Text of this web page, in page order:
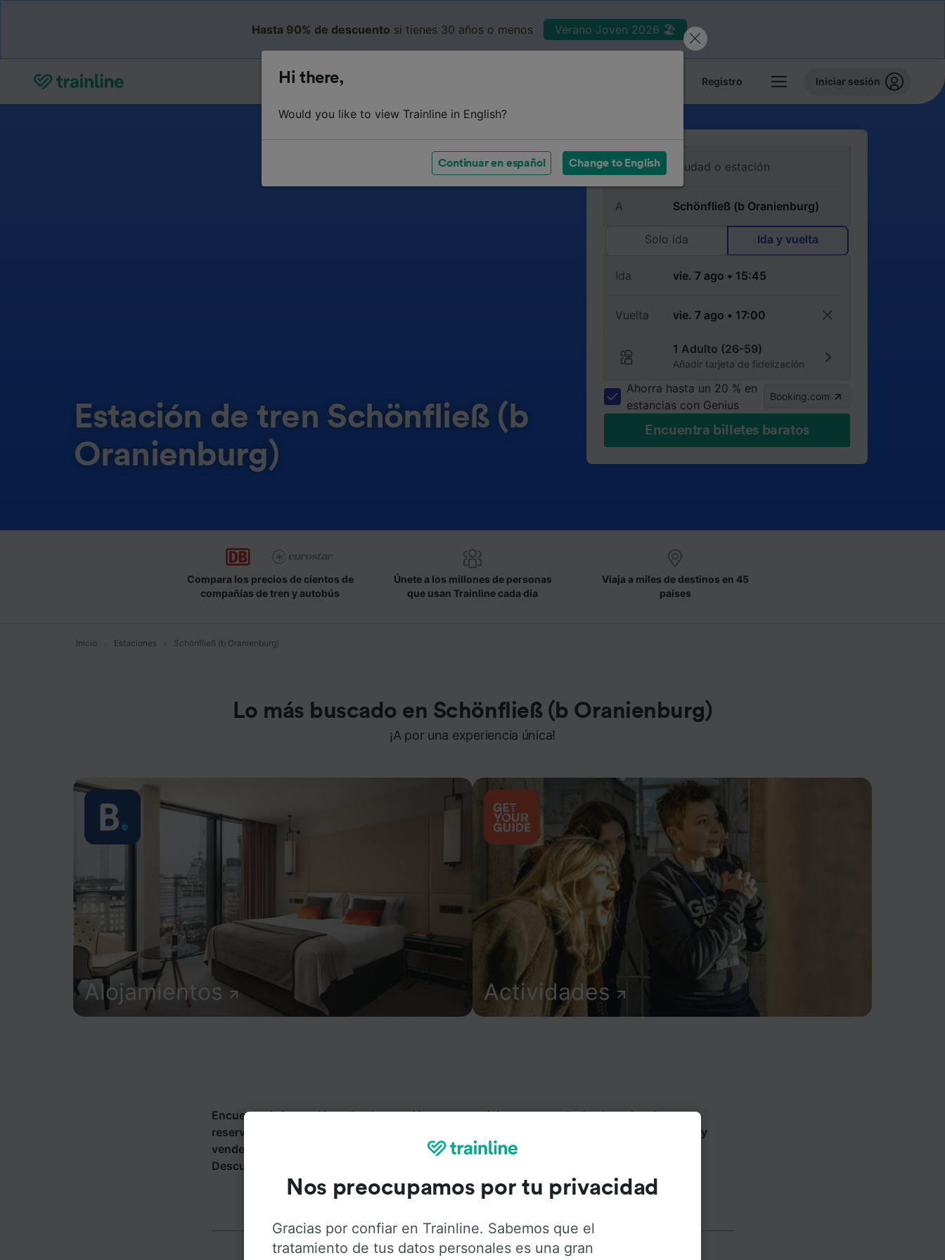
Hasta 90% de descuento si tienes 30 años o menos Verano Joven 2026 🏖️
Registro Iniciar sesión
Estación de tren Schönfließ (b
Oranienburg)
De
A
Solo ida Ida y vuelta
Ida
Vuelta
1 Adulto (26-59)
Añadir tarjeta de fidelización
Ahorra hasta un 20 % en
estancias con Genius
Booking.com
Encuentra billetes baratos
Compara los precios de cientos de
compañías de tren y autobús
Únete a los millones de personas
que usan Trainline cada día
Viaja a miles de destinos en 45
países
Inicio Estaciones Schönfließ (b Oranienburg)
Lo más buscado en Schönfließ (b Oranienburg)
¡A por una experiencia única!
Alojamientos Actividades
Encuentra información sobre la estación y sus servicios, comprueba los horarios de tren y
reserva tus billetes desde o hacia Schönfließ (b Oranienburg). Trainline opera en 45 países y
vende billetes de más de 270 compañías de tren y autobús incluyendo
Descubre a dónde puedes ir desde Schönfließ (b Oranienburg) con Trainline.
Hi there,
Would you like to view Trainline in English?
Continuar en español Change to English
Nos preocupamos por tu privacidad
Gracias por confiar en Trainline. Sabemos que el
tratamiento de tus datos personales es una gran